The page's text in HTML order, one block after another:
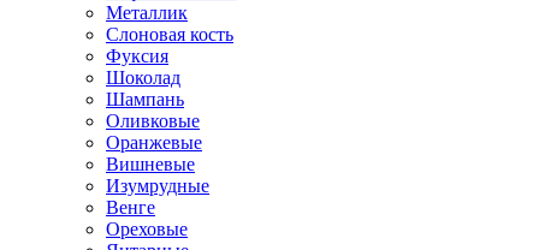
Металлик
Слоновая кость
Фуксия
Шоколад
Шампань
Оливковые
Оранжевые
Вишневые
Изумрудные
Венге
Ореховые